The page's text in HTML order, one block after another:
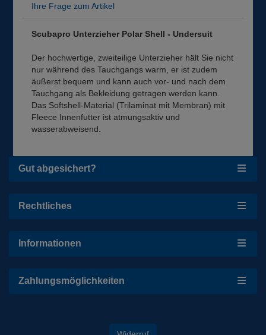
Ihre Frage zum Artikel
Scubapro Unterzieher Polar Shell - Undersuit
Der hochwertige, zweiteilige Unterzieher hält Sie nicht
nur während des Tauchgangs warm, er ist zudem
äußerst bequem und kann auch vor- und nach dem
Tauchgang als Bekleidung getragen werden kann.
Das Softshell-Material (Trilaminat mit Membran) mit
Fleece Innenfutter ist atmungsaktiv und
wasserabweisend.
Gut abgesichert?
Rechtliches
Informationen
Zahlungsmöglichkeiten